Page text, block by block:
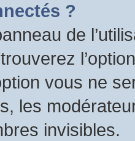
?
de
vous ne
les
invisibles.